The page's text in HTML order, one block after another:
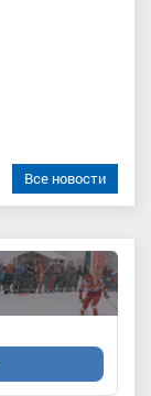
Все новости